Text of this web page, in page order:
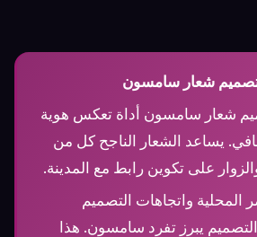
شعار سامسون
شعار سامسون أداة تعكس هوية
يساعد الشعار الناجح كل من
على تكوين رابط مع المدينة.
المحلية واتجاهات التصميم
يبرز تفرد سامسون. هذا